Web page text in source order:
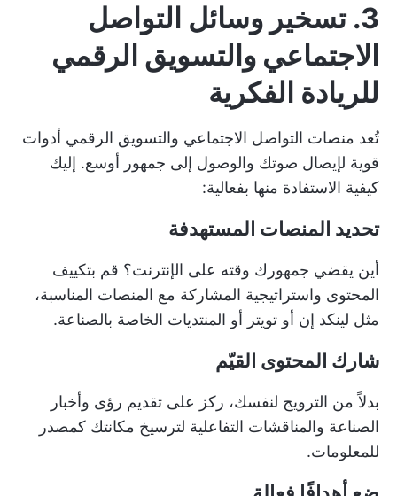
3. تسخير وسائل التواصل
الاجتماعي والتسويق الرقمي
للريادة الفكرية
تُعد منصات التواصل الاجتماعي والتسويق الرقمي أدوات
قوية لإيصال صوتك والوصول إلى جمهور أوسع. إليك
كيفية الاستفادة منها بفعالية:
تحديد المنصات المستهدفة
أين يقضي جمهورك وقته على الإنترنت؟ قم بتكييف
المحتوى واستراتيجية المشاركة مع المنصات المناسبة،
مثل لينكد إن أو تويتر أو المنتديات الخاصة بالصناعة.
شارك المحتوى القيّم
بدلاً من الترويج لنفسك، ركز على تقديم رؤى وأخبار
الصناعة والمناقشات التفاعلية لترسيخ مكانتك كمصدر
للمعلومات.